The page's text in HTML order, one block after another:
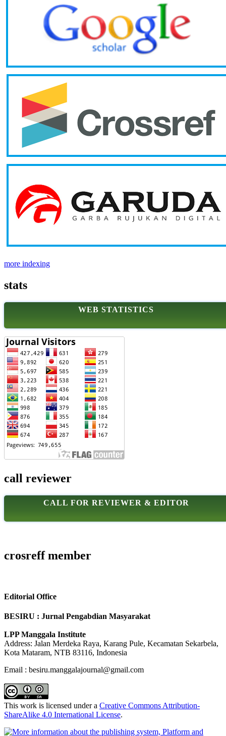
more indexing
stats
WEB STATISTICS
call reviewer
CALL FOR REVIEWER & EDITOR
crosreff member
Editorial Office
BESIRU : Jurnal Pengabdian Masyarakat
LPP Manggala Institute
Address: Jalan Merdeka Raya, Karang Pule, Kecamatan Sekarbela,
Kota Mataram, NTB 83116, Indonesia
Email : besiru.manggalajournal@gmail.com
This work is licensed under a Creative Commons Attribution-
ShareAlike 4.0 International License.